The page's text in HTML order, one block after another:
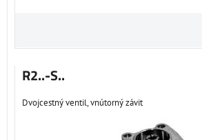
R2..-S..
Dvojcestný ventil, vnútorný závit